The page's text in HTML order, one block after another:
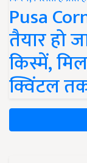
Pusa
तैयार हो
किस्में,
क्विंटल